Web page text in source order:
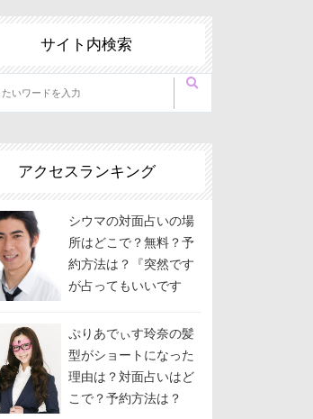
サイト内検索
アクセスランキング
シウマの対面占いの場
所はどこで？無料？予
約方法は？『突然です
が占ってもいいです
ぷりあでぃす玲奈の髪
型がショートになった
理由は？対面占いはど
こで？予約方法は？